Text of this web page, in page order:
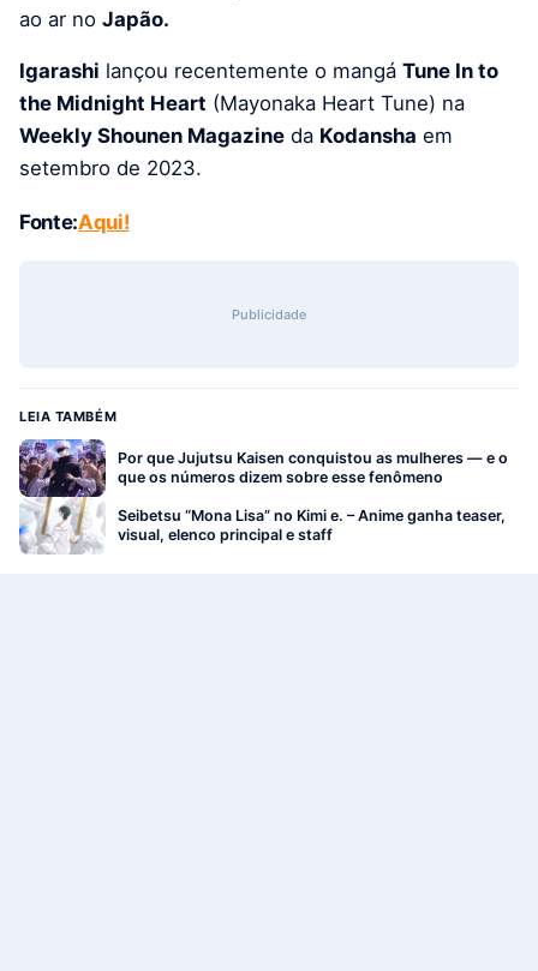
ao ar no Japão.
Igarashi lançou recentemente o mangá Tune In to
the Midnight Heart (Mayonaka Heart Tune) na
Weekly Shounen Magazine da Kodansha em
setembro de 2023.
Fonte:Aqui!
Publicidade
LEIA TAMBÉM
Por que Jujutsu Kaisen conquistou as mulheres — e o
que os números dizem sobre esse fenômeno
Seibetsu “Mona Lisa” no Kimi e. – Anime ganha teaser,
visual, elenco principal e staff